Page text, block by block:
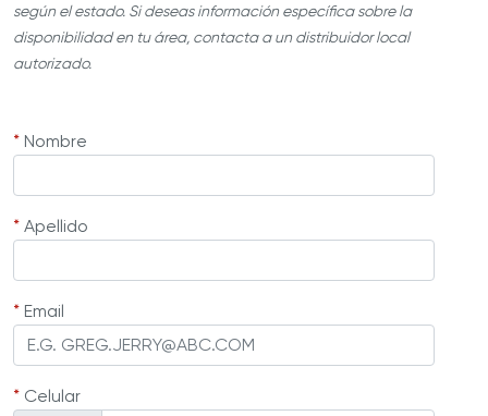
según el estado. Si deseas información específica sobre la
disponibilidad en tu área, contacta a un distribuidor local
autorizado.
* Nombre
* Apellido
* Email
* Celular